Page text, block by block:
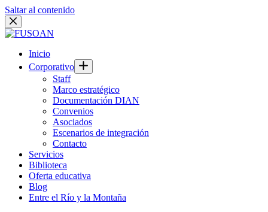
Saltar al contenido
Inicio
Corporativo
Staff
Marco estratégico
Documentación DIAN
Convenios
Asociados
Escenarios de integración
Contacto
Servicios
Biblioteca
Oferta educativa
Blog
Entre el Río y la Montaña